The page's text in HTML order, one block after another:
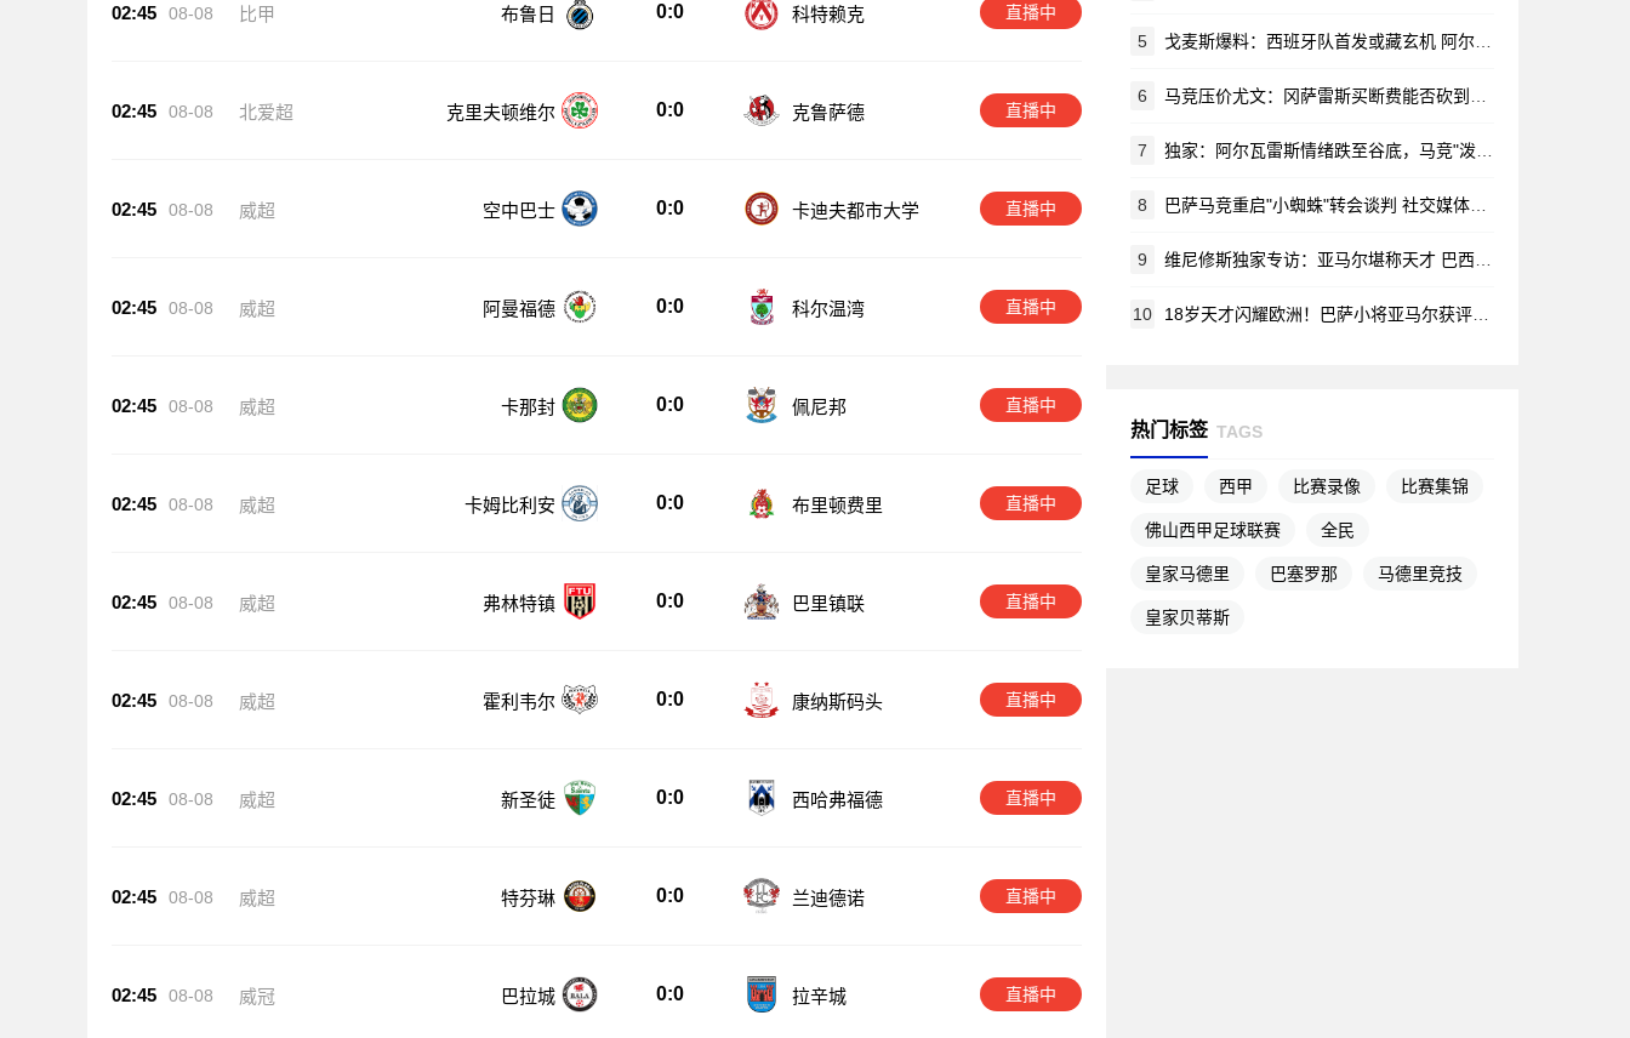
02:45 08-08 比甲 布鲁日 0:0 科特赖克 直播中
02:45 08-08 北爱超 克里夫顿维尔 0:0 克鲁萨德 直播中
02:45 08-08 威超 空中巴士 0:0 卡迪夫都市大学 直播中
02:45 08-08 威超 阿曼福德 0:0 科尔温湾 直播中
02:45 08-08 威超 卡那封 0:0 佩尼邦 直播中
02:45 08-08 威超 卡姆比利安 0:0 布里顿费里 直播中
02:45 08-08 威超 弗林特镇 0:0 巴里镇联 直播中
02:45 08-08 威超 霍利韦尔 0:0 康纳斯码头 直播中
02:45 08-08 威超 新圣徒 0:0 西哈弗福德 直播中
02:45 08-08 威超 特芬琳 0:0 兰迪德诺 直播中
02:45 08-08 威冠 巴拉城 0:0 拉辛城 直播中
5 戈麦斯爆料：西班牙队首发或藏玄机 阿尔瓦雷斯锁定马竞新赛季蓝图
6 马竞压价尤文：冈萨雷斯买断费能否砍到2000万？
7 独家：阿尔瓦雷斯情绪跌至谷底，马竞"泼脏水"言论激怒阿根廷新星
8 巴萨马竞重启"小蜘蛛"转会谈判 社交媒体风波无碍交易推进
9 维尼修斯独家专访：亚马尔堪称天才 巴西渴望重夺世界杯荣耀
10 18岁天才闪耀欧洲！巴萨小将亚马尔获评赛季最佳新星
热门标签 TAGS
足球 西甲 比赛录像 比赛集锦
佛山西甲足球联赛 全民
皇家马德里 巴塞罗那 马德里竞技
皇家贝蒂斯